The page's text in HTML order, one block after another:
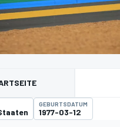
GEBURTSDATUM
1977-03-12